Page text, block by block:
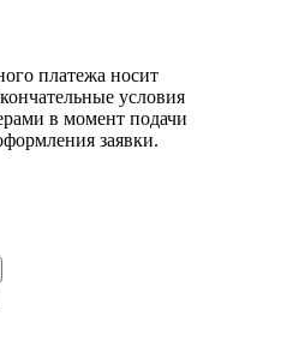
платежа носит
условия
в момент подачи
заявки.